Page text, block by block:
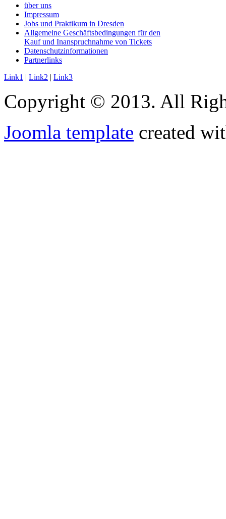
über uns
Impressum
Jobs und Praktikum in Dresden
Allgemeine Geschäftsbedingungen für den
Kauf und Inanspruchnahme von Tickets
Datenschutzinformationen
Partnerlinks
Link1 | Link2 | Link3
Copyright © 2013. All
Joomla template created